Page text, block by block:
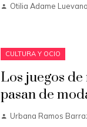
Otilia Adame Luevano
CULTURA Y OCIO
Los juegos
pasan de
Urbana Ramos